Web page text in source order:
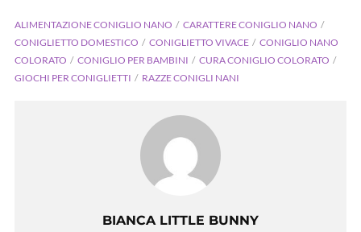
ALIMENTAZIONE CONIGLIO NANO
CARATTERE CONIGLIO NANO
CONIGLIETTO DOMESTICO
CONIGLIETTO VIVACE
CONIGLIO NANO
COLORATO
CONIGLIO PER BAMBINI
CURA CONIGLIO COLORATO
GIOCHI PER CONIGLIETTI
RAZZE CONIGLI NANI
BIANCA LITTLE BUNNY